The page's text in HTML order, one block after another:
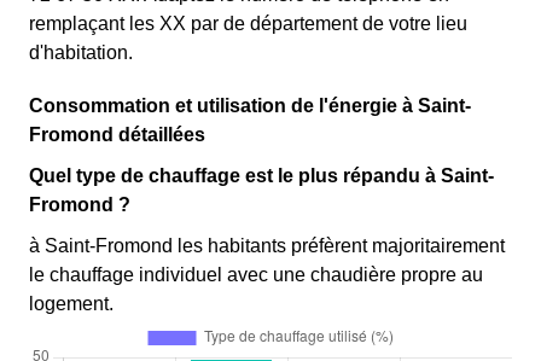
remplaçant les XX par de département de votre lieu
d'habitation.
Consommation et utilisation de l'énergie à Saint-
Fromond détaillées
Quel type de chauffage est le plus répandu à Saint-
Fromond ?
à Saint-Fromond les habitants préfèrent majoritairement
le chauffage individuel avec une chaudière propre au
logement.